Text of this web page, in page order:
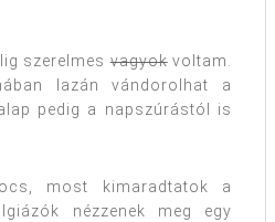
szerelmesvagyokvoltam.
lazán vándorolhat a
pedig a napszúrástól is
most kimaradtatok a
nézzenek meg egy